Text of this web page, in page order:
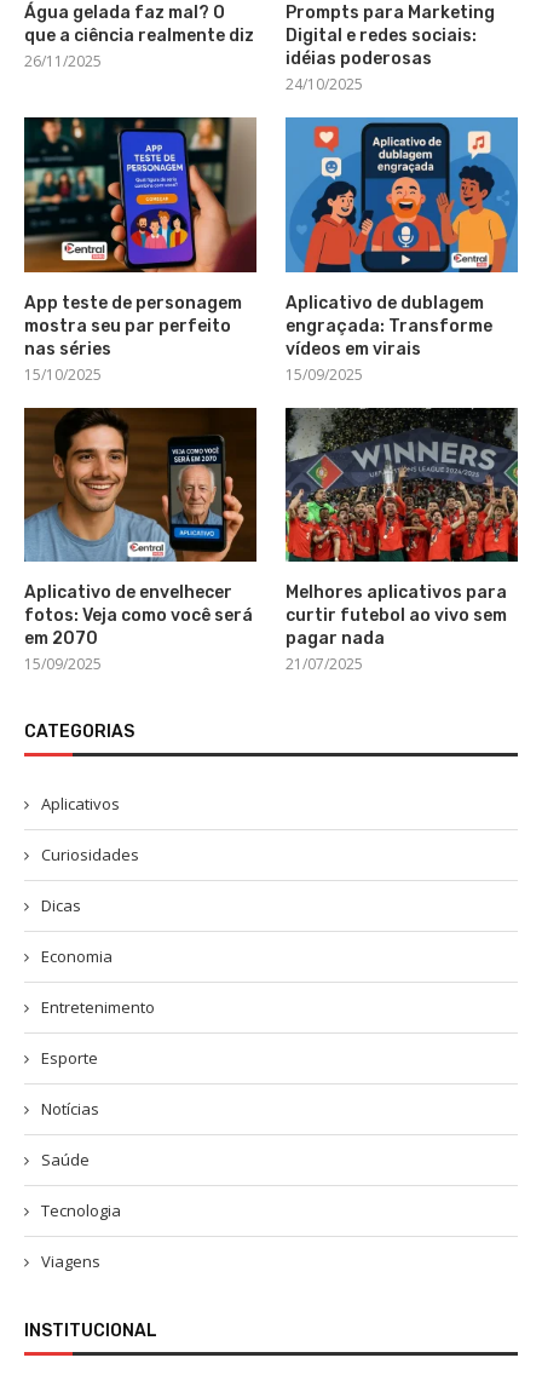
Água gelada faz mal? O
que a ciência realmente diz
26/11/2025
Prompts para Marketing
Digital e redes sociais:
idéias poderosas
24/10/2025
App teste de personagem
mostra seu par perfeito
nas séries
15/10/2025
Aplicativo de dublagem
engraçada: Transforme
vídeos em virais
15/09/2025
Aplicativo de envelhecer
fotos: Veja como você será
em 2070
15/09/2025
Melhores aplicativos para
curtir futebol ao vivo sem
pagar nada
21/07/2025
CATEGORIAS
Aplicativos
Curiosidades
Dicas
Economia
Entretenimento
Esporte
Notícias
Saúde
Tecnologia
Viagens
INSTITUCIONAL